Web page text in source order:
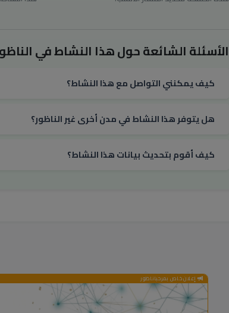
الأسئلة الشائعة حول هذا النشاط في
كيف يمكنني التواصل مع هذا النشاط؟
هل يتوفر هذا النشاط في مدن أخرى غير الناظور؟
كيف أقوم بتحديث بيانات هذا النشاط؟
إعلان خاص بمرحباناظور